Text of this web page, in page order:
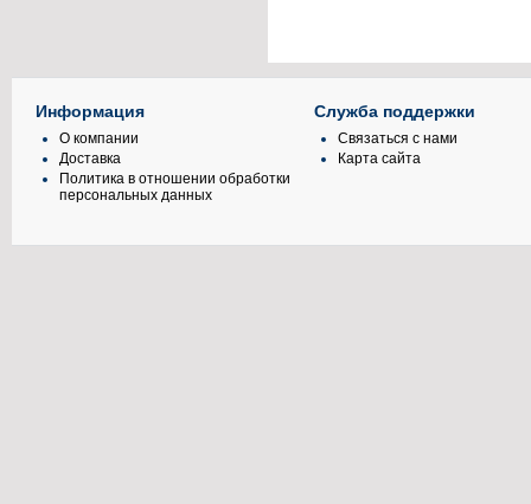
Информация
О компании
Доставка
Политика в отношении обработки
персональных данных
Служба поддержки
Связаться с нами
Карта сайта